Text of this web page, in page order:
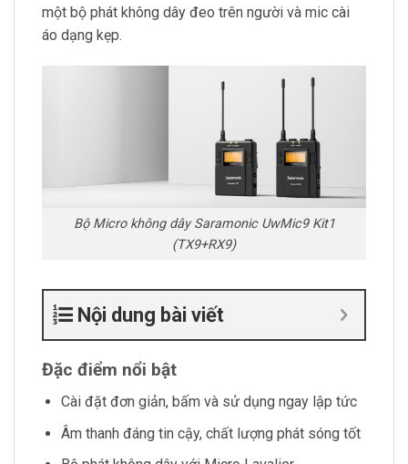
một bộ phát không dây đeo trên người và mic cài
áo dạng kẹp.
Bộ Micro không dây Saramonic UwMic9 Kit1
(TX9+RX9)
Nội dung bài viết
Đặc điểm nổi bật
Cài đặt đơn giản, bấm và sử dụng ngay lập tức
Âm thanh đáng tin cậy, chất lượng phát sóng tốt